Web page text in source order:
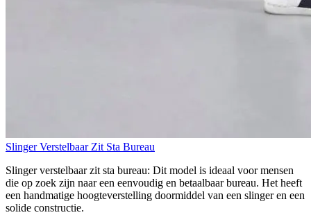
Slinger Verstelbaar Zit Sta Bureau
Slinger verstelbaar zit sta bureau: Dit model is ideaal voor mensen
die op zoek zijn naar een eenvoudig en betaalbaar bureau. Het heeft
een handmatige hoogteverstelling doormiddel van een slinger en een
solide constructie.